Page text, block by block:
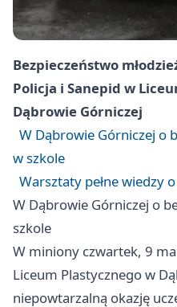
Bezpieczeństwo
Policja i Sanepid w
Dąbrowie Górniczej
W Dąbrowie Górniczej o
w szkole
Warsztaty pełne wiedzy
W Dąbrowie Górniczej o
szkole
W miniony czwartek, 9
Liceum Plastycznego w
niepowtarzalną okazję